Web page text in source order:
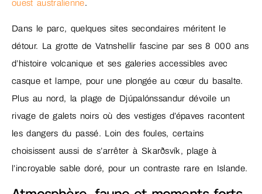
ouest australienne.
Dans le parc, quelques sites secondaires méritent le
détour. La grotte de Vatnshellir fascine par ses 8 000 ans
d’histoire volcanique et ses galeries accessibles avec
casque et lampe, pour une plongée au cœur du basalte.
Plus au nord, la plage de Djúpalónssandur dévoile un
rivage de galets noirs où des vestiges d’épaves racontent
les dangers du passé. Loin des foules, certains
choisissent aussi de s’arrêter à Skarðsvík, plage à
l’incroyable sable doré, pour un contraste rare en Islande.